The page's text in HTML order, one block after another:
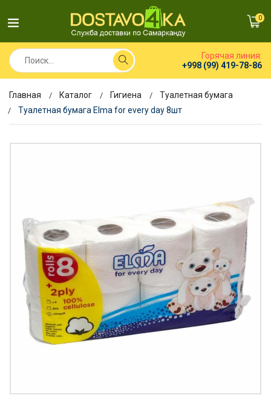
0
Горячая линия:
+998 (99) 419-78-86
Главная Каталог Гигиена
Туалетная бумага
Туалетная бумага Elma for every day 8шт